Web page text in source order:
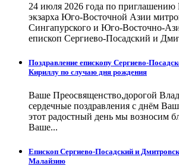
24 июля 2026 года по приглашению
экзарха Юго-Восточной Азии
Сингапурского и Юго-Восточно-
епископ Сергиево-Посадский и
Поздравление епископу Сергиево-
Кириллу по случаю дня рождения
Ваше Преосвященство,дорогой
сердечные поздравления с днём
этот радостный день мы возносим
Ваше...
Епископ Сергиево-Посадский и
Малайзию